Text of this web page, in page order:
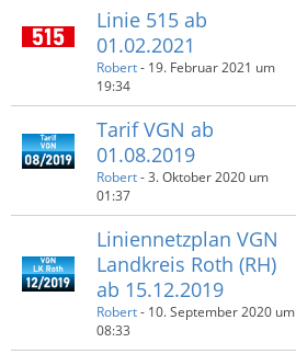
Linie 515 ab
01.02.2021
Robert- 19. Februar 2021 um
19:34
Tarif VGN ab
01.08.2019
Robert-3. Oktober 2020 um
01:37
Liniennetzplan VGN
Landkreis Roth (RH)
ab 15.12.2019
Robert- 10. September 2020 um
08:33